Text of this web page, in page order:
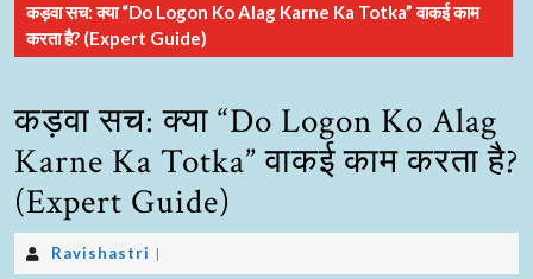
कड़वा सच: क्या “Do Logon Ko Alag Karne Ka Totka” वाकई काम
करता है? (Expert Guide)
कड़वा सच: क्या “Do Logon Ko Alag
Karne Ka Totka” वाकई काम करता है?
(Expert Guide)
Ravishastri |